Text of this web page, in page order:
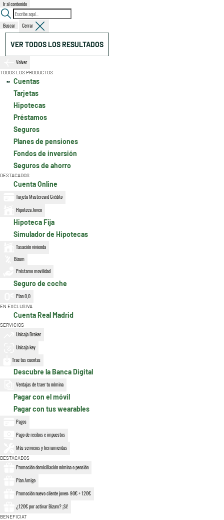
Ir al contenido
Buscar Cerrar
VER TODOS LOS RESULTADOS
Volver
TODOS LOS PRODUCTOS
Cuentas
Tarjetas
Hipotecas
Préstamos
Seguros
Planes de pensiones
Fondos de inversión
Seguros de ahorro
DESTACADOS
Cuenta Online
Tarjeta Mastercard Crédito
Hipoteca Joven
Hipoteca Fija
Simulador de Hipotecas
Tasación vivienda
Bizum
Préstamo movilidad
Seguro de coche
Plan 0,0
EN EXCLUSIVA
Cuenta Real Madrid
SERVICIOS
Unicaja Broker
Unicaja key
Trae tus cuentas
Descubre la Banca Digital
Ventajas de traer tu nómina
Pagar con el móvil
Pagar con tus wearables
Pagos
Pago de recibos e impuestos
Más servicios y herramientas
DESTACADOS
Promoción domiciliación nómina o pensión
Plan Amigo
Promoción nuevo cliente joven: 90€ + 120€
¿120€ por activar Bizum? ¡Sí!
BENEFICIAT